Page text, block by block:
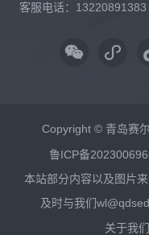
客服电话：13220891383
Copyright © 青岛赛
鲁ICP备
本站部分内容以及图片
及时与我们
关于我们